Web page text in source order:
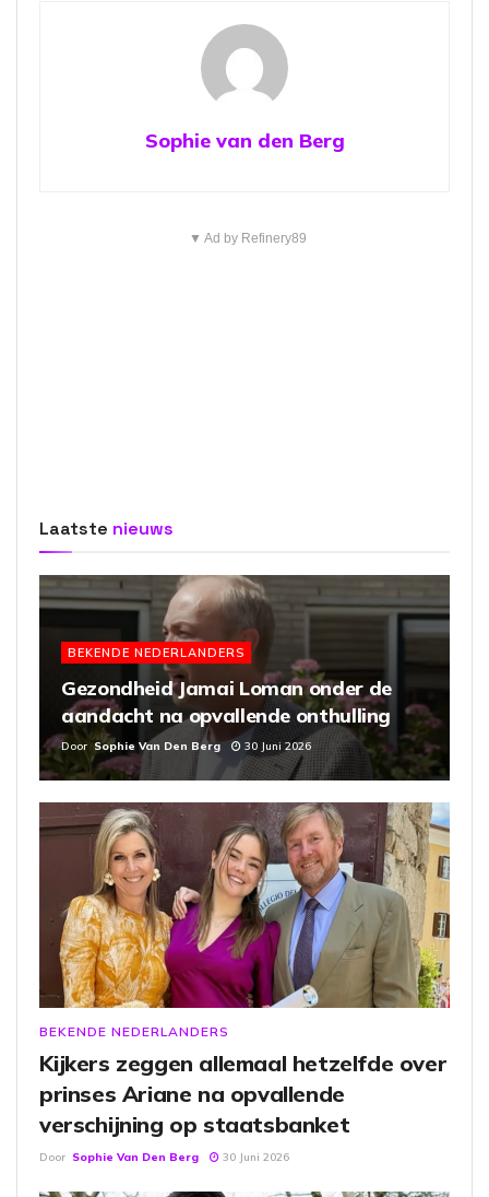
Sophie van den Berg
▼ Ad by Refinery89
Laatste nieuws
BEKENDE NEDERLANDERS
Gezondheid Jamai Loman onder de
aandacht na opvallende onthulling
Door Sophie Van Den Berg 30 Juni 2026
BEKENDE NEDERLANDERS
Kijkers zeggen allemaal hetzelfde over
prinses Ariane na opvallende
verschijning op staatsbanket
Door Sophie Van Den Berg 30 Juni 2026